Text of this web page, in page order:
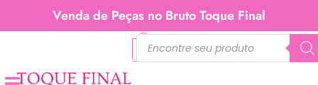
Venda de Peças no Bruto Toque Final